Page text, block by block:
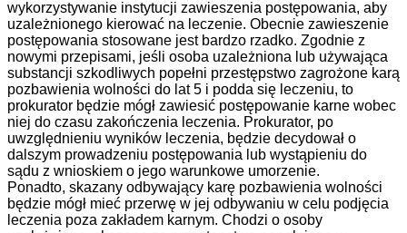
wykorzystywanie instytucji zawieszenia postępowania, aby
uzależnionego kierować na leczenie. Obecnie zawieszenie
postępowania stosowane jest bardzo rzadko. Zgodnie z
nowymi przepisami, jeśli osoba uzależniona lub używająca
substancji szkodliwych popełni przestępstwo zagrożone karą
pozbawienia wolności do lat 5 i podda się leczeniu, to
prokurator będzie mógł zawiesić postępowanie karne wobec
niej do czasu zakończenia leczenia. Prokurator, po
uwzględnieniu wyników leczenia, będzie decydował o
dalszym prowadzeniu postępowania lub wystąpieniu do
sądu z wnioskiem o jego warunkowe umorzenie.
Ponadto, skazany odbywający karę pozbawienia wolności
będzie mógł mieć przerwę w jej odbywaniu w celu podjęcia
leczenia poza zakładem karnym. Chodzi o osoby